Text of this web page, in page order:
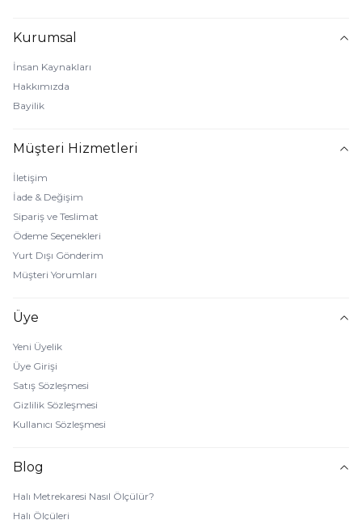
Kurumsal
İnsan Kaynakları
Hakkımızda
Bayilik
Müşteri Hizmetleri
İletişim
İade & Değişim
Sipariş ve Teslimat
Ödeme Seçenekleri
Yurt Dışı Gönderim
Müşteri Yorumları
Üye
Yeni Üyelik
Üye Girişi
Satış Sözleşmesi
Gizlilik Sözleşmesi
Kullanıcı Sözleşmesi
Blog
Halı Metrekaresi Nasıl Ölçülür?
Halı Ölçüleri